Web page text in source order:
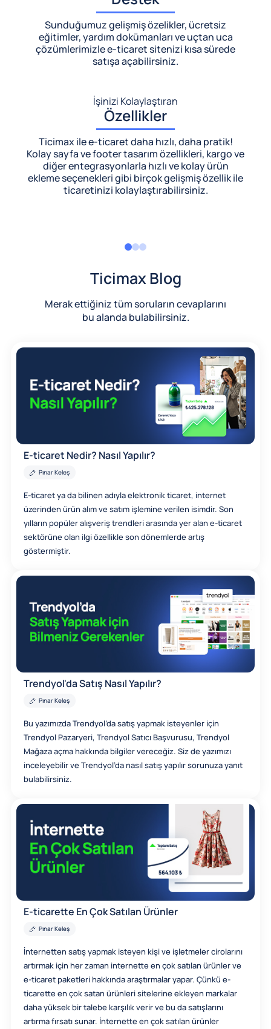
Sunduğumuz gelişmiş özelikler, ücretsiz
eğitimler, yardım dokümanları ve uçtan uca
çözümlerimizlee-ticaret sitenizi kısa sürede
satışa açabilirsiniz.
İşinizi Kolaylaştıran
Özellikler
Ticimax ile e-ticaret daha hızlı, daha pratik!
Kolay sayfa ve footer tasarım özellikleri, kargo ve
diğer entegrasyonlarla hızlı ve kolay ürün
ekleme seçenekleri gibi birçok gelişmiş özellik ile
ticaretinizi kolaylaştırabilirsiniz.
Ticimax Blog
Merak ettiğiniz tüm soruların cevaplarını
bu alanda bulabilirsiniz.
E-ticaret Nedir? Nasıl Yapılır?
Pınar Keleş
E-ticaret ya da bilinen adıyla elektronik ticaret, internet
üzerinden ürün alım ve satım işlemine verilen isimdir. Son
yılların popüler alışveriş trendleri arasında yer alan e-ticaret
sektörüne olan ilgi özellikle son dönemlerde artış
göstermiştir.
Trendyol'da Satış Nasıl Yapılır?
Pınar Keleş
Bu yazımızda Trendyol’da satış yapmak isteyenler için
Trendyol Pazaryeri, Trendyol Satıcı Başvurusu, Trendyol
Mağaza açma hakkında bilgiler vereceğiz. Siz de yazımızı
inceleyebilir ve Trendyol’da nasıl satış yapılır sorunuza yanıt
bulabilirsiniz.
E-ticarette En Çok Satılan Ürünler
Pınar Keleş
İnternetten satış yapmak isteyen kişi ve işletmeler cirolarını
artırmak için her zaman internette en çok satılan ürünler ve
e-ticaret paketleri hakkında araştırmalar yapar. Çünkü e-
ticarette en çok satan ürünleri sitelerine ekleyen markalar
daha yüksek bir talebe karşılık verir ve bu da satışlarını
artırma fırsatı sunar. İnternette en çok satılan ürünler